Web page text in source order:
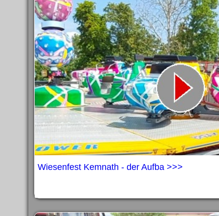
Wiesenfest Kemnath - der Aufba >>>